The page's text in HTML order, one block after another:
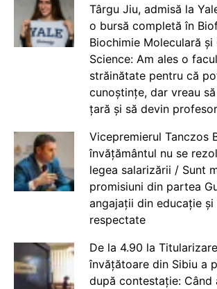
Târgu Jiu, admisă la
o bursă completă în
Biochimie Moleculară
Science: Am ales o
străinătate pentru că
cunoștințe, dar vreau
țară și să devin profesor
Vicepremierul Tanczos
învățământul nu se
legea salarizării / Sunt
promisiuni din partea
angajații din educație și
respectate
De la 4.90 la
învățătoare din Sibiu a
după contestație: Când